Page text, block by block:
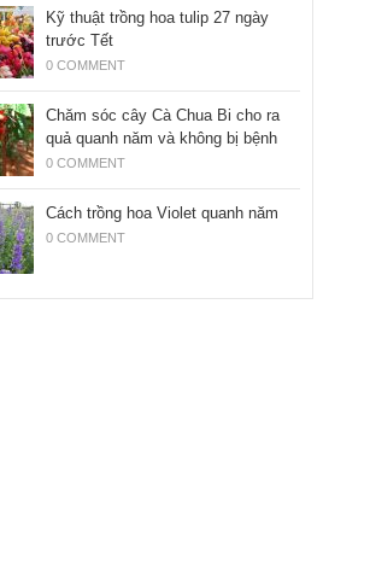
Kỹ thuật trồng hoa tulip 27 ngày
trước Tết
0 COMMENT
Chăm sóc cây Cà Chua Bi cho ra
quả quanh năm và không bị bệnh
0 COMMENT
Cách trồng hoa Violet quanh năm
0 COMMENT